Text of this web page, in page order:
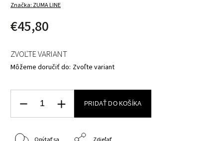
Značka: ZUMA LINE
€45,80
ZVOĽTE VARIANT
Môžeme doručiť do: Zvoľte variant
PRIDAŤ DO KOŠÍKA